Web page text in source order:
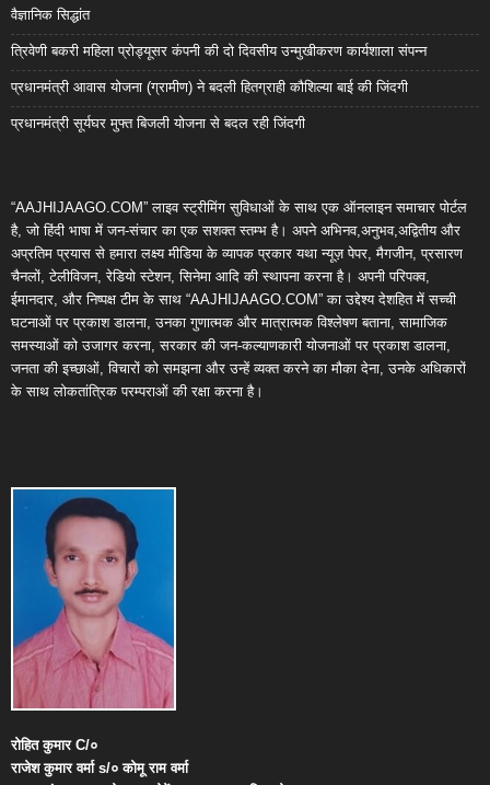
वैज्ञानिक सिद्धांत
त्रिवेणी बकरी महिला प्रोड्यूसर कंपनी की दो दिवसीय उन्मुखीकरण कार्यशाला संपन्न
प्रधानमंत्री आवास योजना (ग्रामीण) ने बदली हितग्राही कौशिल्या बाई की जिंदगी
प्रधानमंत्री सूर्यघर मुफ्त बिजली योजना से बदल रही जिंदगी
“AAJHIJAAGO.COM” लाइव स्ट्रीमिंग सुविधाओं के साथ एक ऑनलाइन समाचार पोर्टल
है, जो हिंदी भाषा में जन-संचार का एक सशक्त स्तम्भ है। अपने अभिनव,अनुभव,अद्वितीय और
अप्रतिम प्रयास से हमारा लक्ष्य मीडिया के व्यापक प्रकार यथा न्यूज़ पेपर, मैगजीन, प्रसारण
चैनलों, टेलीविजन, रेडियो स्टेशन, सिनेमा आदि की स्थापना करना है। अपनी परिपक्व,
ईमानदार, और निष्पक्ष टीम के साथ “AAJHIJAAGO.COM” का उद्देश्य देशहित में सच्ची
घटनाओं पर प्रकाश डालना, उनका गुणात्मक और मात्रात्मक विश्लेषण बताना, सामाजिक
समस्याओं को उजागर करना, सरकार की जन-कल्याणकारी योजनाओं पर प्रकाश डालना,
जनता की इच्छाओं, विचारों को समझना और उन्हें व्यक्त करने का मौका देना, उनके अधिकारों
के साथ लोकतांत्रिक परम्पराओं की रक्षा करना है।
रोहित कुमारC/०
राजेश कुमार वर्माs/० कोमू राम वर्मा